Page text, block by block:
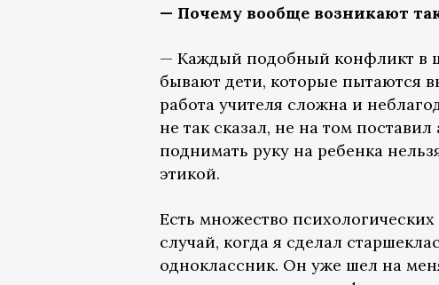
— Почему вообще возникают
— Каждый подобный конфликт в
бывают дети, которые пытаются
работа учителя сложна и
не так сказал, не на том
поднимать руку на ребенка
этикой.
Есть множество
случай, когда я сделал
одноклассник. Он уже шел на